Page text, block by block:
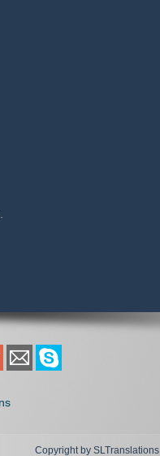
Copyright by SLTranslations